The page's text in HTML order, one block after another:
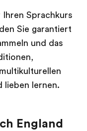
Ihren Sprachkurs
Sie garantiert
und das
lieben lernen.
England